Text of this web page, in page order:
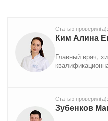
Статью проверил(а):
Ким Алина
Главный врач,
Статью проверил(а):
Зубенков